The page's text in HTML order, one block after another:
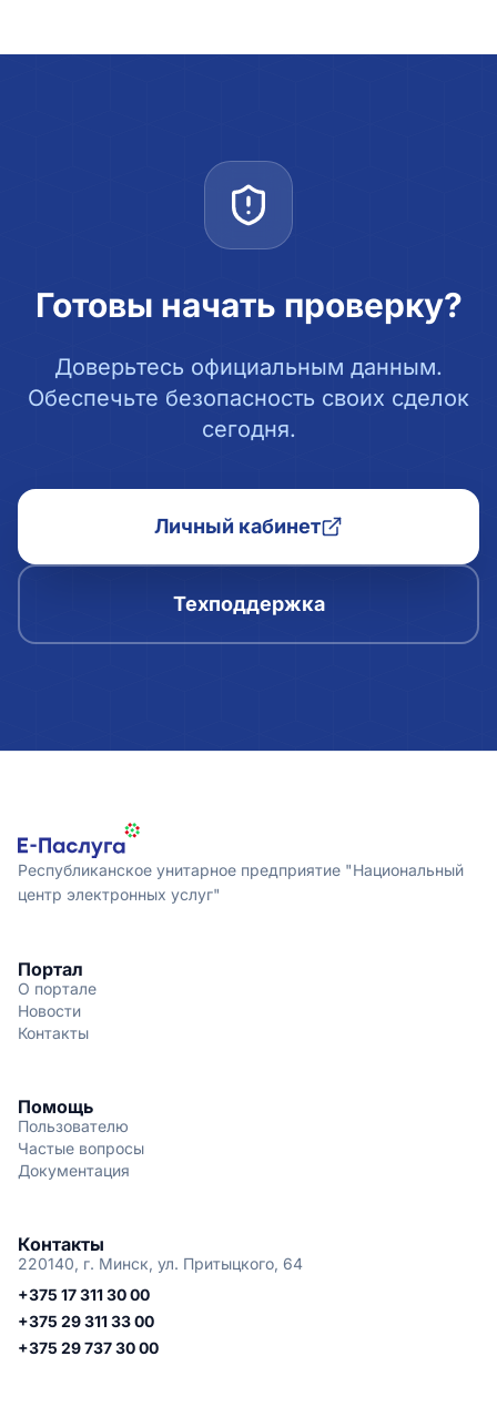
Готовы начать проверку?
Доверьтесь официальным данным.
Обеспечьте безопасность своих сделок
сегодня.
Личный кабинет
Техподдержка
Республиканское унитарное предприятие "Национальный
центр электронных услуг"
Портал
О портале
Новости
Контакты
Помощь
Пользователю
Частые вопросы
Документация
Контакты
220140, г. Минск, ул. Притыцкого, 64
+375 17 311 30 00
+375 29 311 33 00
+375 29 737 30 00